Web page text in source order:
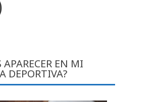
APARECER EN MI
DEPORTIVA?